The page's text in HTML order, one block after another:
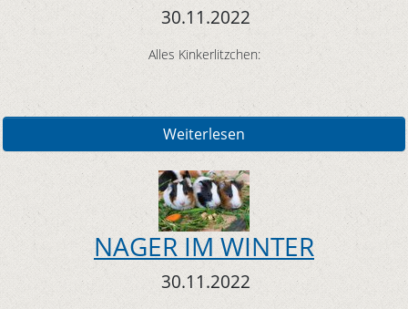
30.11.2022
Alles Kinkerlitzchen:
Weiterlesen
NAGER IM WINTER
30.11.2022